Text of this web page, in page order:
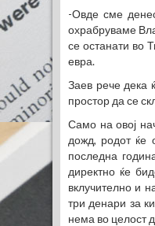
-Овде сме
охрабруваме
се останати во
евра.
Заев рече дека
простор да се
Само на овој
дожд, родот ќе
последна
директно ќе
вклучително и
три денари за
нема во целост